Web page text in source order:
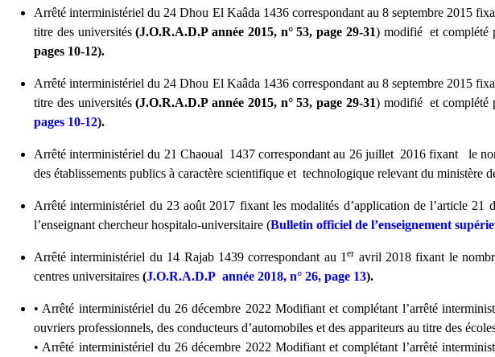
Arrêté interministériel du 24 Dhou El Kaâda 1436 correspondant au 8 septembre 2015
titre des universités(J.O.R.A.D.P année 2015, n° 53, page 29-31) modifié et complété
pages 10-12).
Arrêté interministériel du 24 Dhou El Kaâda 1436 correspondant au 8 septembre 2015
titre des universités(J.O.R.A.D.P année 2015, n° 53, page 29-31) modifié et complété
pages 10-12).
Arrêté interministériel du 21 Chaoual 1437 correspondant au 26 juillet 2016 fixant le
des établissements publics à caractère scientifique et technologique relevant du ministère
Arrêté interministériel du 23 août 2017 fixant les modalités d’application de l’article
l’enseignant chercheur hospitalo-universitaire (Bulletin officiel de l’enseignement
Arrêté interministériel du 14 Rajab 1439 correspondant au 1er avril 2018 fixant le
centres universitaires (J.O.R.A.D.P année 2018, n° 26, page 13).
• Arrêté interministériel du 26 décembre 2022 Modifiant et complétant l’arrêté
ouvriers professionnels, des conducteurs d’automobiles et des appariteurs au titre des
• Arrêté interministériel du 26 décembre 2022 Modifiant et complétant l’arrêté